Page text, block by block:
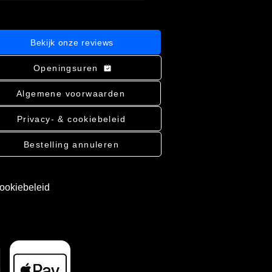
Bekijk onze reviews
Openingsuren
Algemene voorwaarden
Privacy- & cookiebeleid
Bestelling annuleren